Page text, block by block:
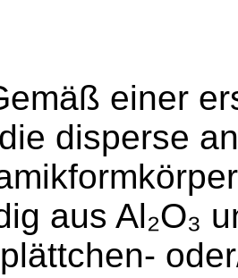
einer
disperse
aus Al₂O₃